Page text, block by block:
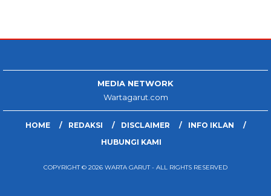
MEDIA NETWORK
Wartagarut.com
HOME REDAKSI DISCLAIMER
INFO IKLAN
HUBUNGI KAMI
COPYRIGHT © 2026 WARTA GARUT - ALL RIGHTS RESERVED